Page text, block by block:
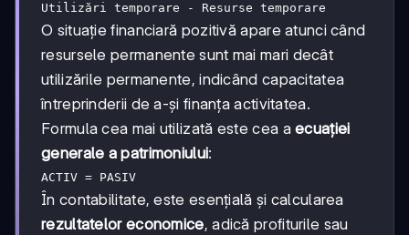
Utilizări temporare - Resurse temporare
O situație financiară pozitivă apare atunci când
resursele permanente sunt mai mari decât
utilizările permanente, indicând capacitatea
întreprinderii de a-și finanța activitatea.
Formula cea mai utilizată este cea aecuației
generale a patrimoniului:
ACTIV = PASIV
În contabilitate, este esențială și calcularea
rezultatelor economice, adică profiturile sau